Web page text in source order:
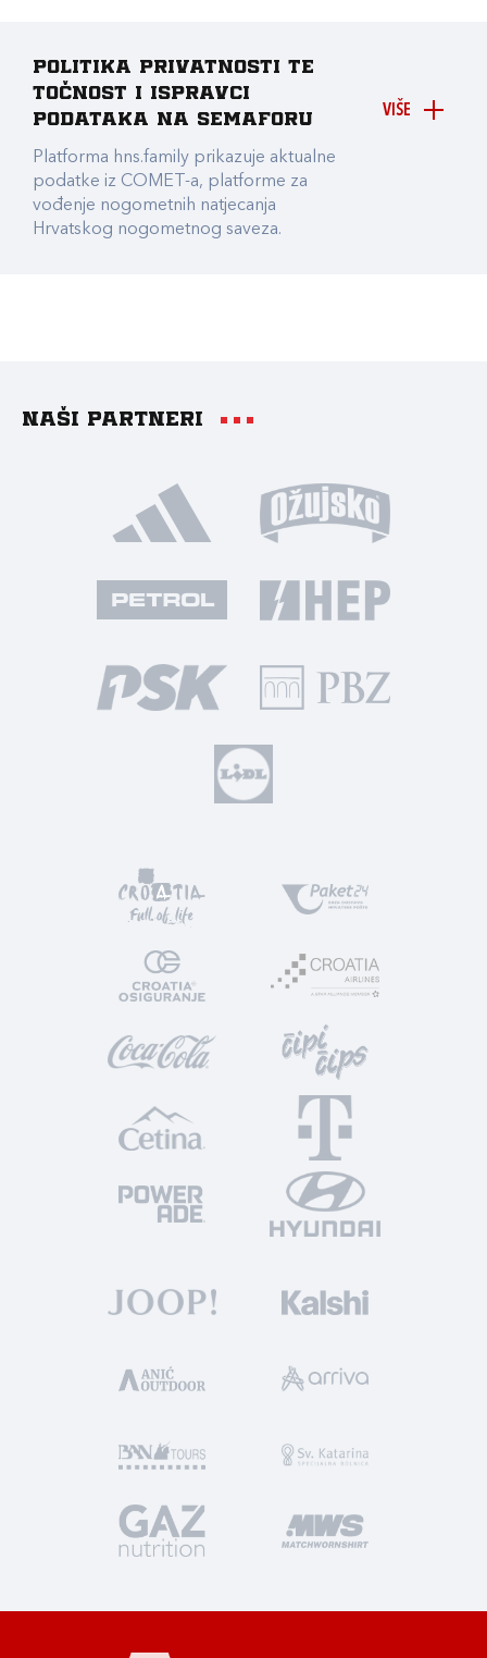
VIŠE
Politika privatnosti te
točnost i ispravci
podataka na Semaforu
Platforma hns.family prikazuje aktualne
podatke iz COMET-a, platforme za
vođenje nogometnih natjecanja
Hrvatskog nogometnog saveza.
Naši partneri